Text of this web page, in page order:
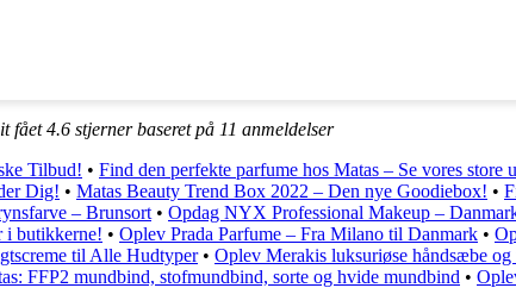
fået4.6 stjerner baseret på 11 anmeldelser
Tilbud! • Find den perfekte parfume hos Matas – Se vores store
Dig! • Matas Beauty Trend Box 2022 – Den nye Goodiebox! •
– Brunsort • Opdag NYX Professional Makeup –
i butikkerne! • Oplev Prada Parfume – Fra Milano til Danmark •
til Alle Hudtyper• Oplev Merakis luksuriøse håndsæbe
FFP2 mundbind, stofmundbind, sorte og hvide mundbind •